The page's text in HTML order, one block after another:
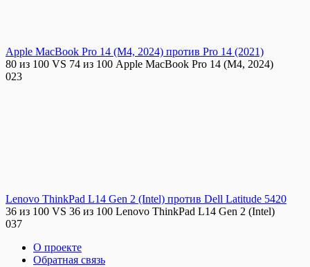
Apple MacBook Pro 14 (M4, 2024) против Pro 14 (2021)
80 из 100 VS 74 из 100 Apple MacBook Pro 14 (M4, 2024)
023
Lenovo ThinkPad L14 Gen 2 (Intel) против Dell Latitude 5420
36 из 100 VS 36 из 100 Lenovo ThinkPad L14 Gen 2 (Intel)
037
О проекте
Обратная связь